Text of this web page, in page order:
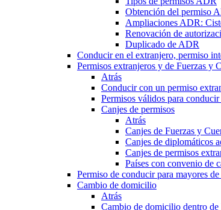
Obtención del permiso
Ampliaciones ADR:
Renovación de
Duplicado de ADR
Conducir en el extranjero, permiso
Permisos extranjeros y de Fuerzas y
Atrás
Conducir con un permiso
Permisos válidos para conducir
Canjes de permisos
Atrás
Canjes de Fuerzas y
Canjes de diplomáticos
Canjes de permisos
Países con convenio de
Permiso de conducir para mayores
Cambio de domicilio
Atrás
Cambio de domicilio dentro de